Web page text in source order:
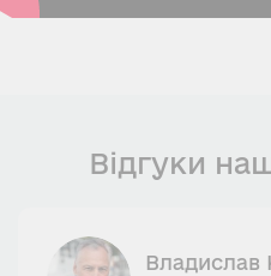
Відгуки
Владислав